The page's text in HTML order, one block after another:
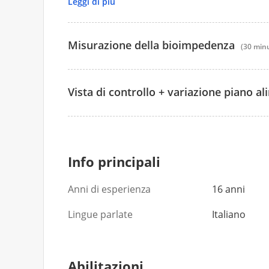
Misurazione della bioimpedenza (30
Vista di controllo + variazione piano
Info principali
Anni di esperienza
16 anni
Lingue parlate
Italiano